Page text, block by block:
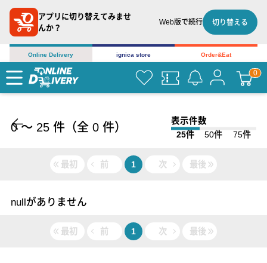
アプリに切り替えてみませ
んか？
Web版で続行 切り替える
Online Delivery ignica store Order&Eat
0〜 25 件（全 0 件）
表示件数
25件
50件 75件
最初 前 1 次 最後
nullがありません
最初 前 1 次 最後